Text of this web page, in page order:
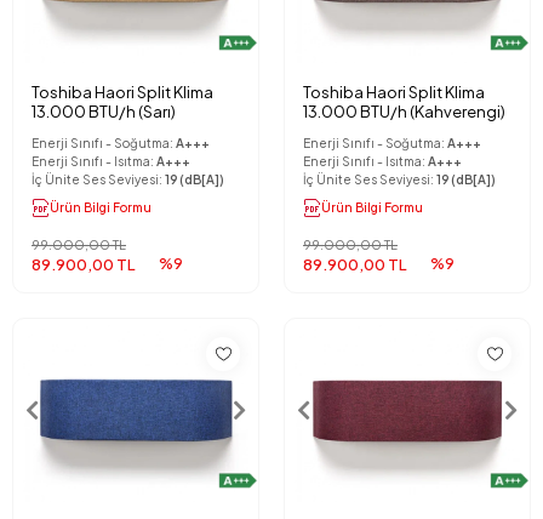
Toshiba Haori Split Klima
13.000 BTU/h (Sarı)
Enerji Sınıfı - Soğutma: A+++
Enerji Sınıfı - Isıtma: A+++
İç Ünite Ses Seviyesi: 19 (dB[A])
Ürün Bilgi Formu
89.900,00 TL
99.000,00 TL
%9
Toshiba Haori Split Klima
13.000 BTU/h (Kahverengi)
Enerji Sınıfı - Soğutma: A+++
Enerji Sınıfı - Isıtma: A+++
İç Ünite Ses Seviyesi: 19 (dB[A])
Ürün Bilgi Formu
89.900,00 TL
99.000,00 TL
%9